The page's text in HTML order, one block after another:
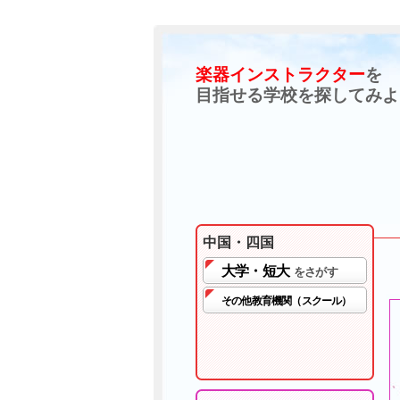
楽器インストラクターを
目指せる学校を探してみ
中国・四国
大学・短大 をさがす
その他教育機関（スクール）